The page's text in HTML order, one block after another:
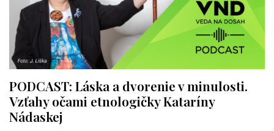
PODCAST: Láska a dvorenie v minulosti.
Vzťahy očami etnologičky Kataríny
Nádaskej